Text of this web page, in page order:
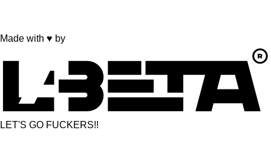
Made with ♥ by
LET'S GO FUCKERS!!